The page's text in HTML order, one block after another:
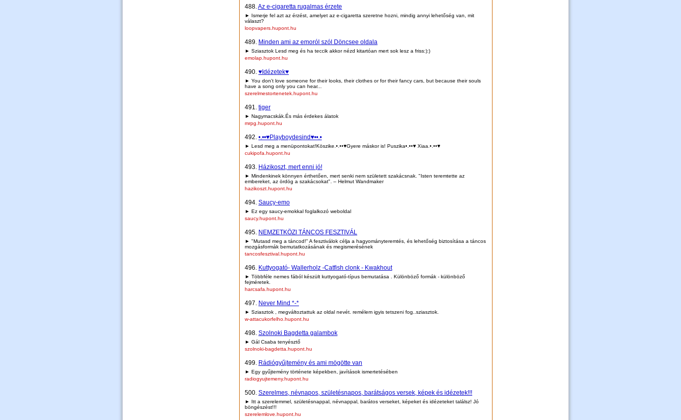
488.Az e-cigaretta rugalmas érzete
► Ismerje fel azt az érzést, amelyet az e-cigaretta szeretne hozni, mindig annyi lehetőség van, mit
választ?
loopvapers.hupont.hu
489. Minden ami az emoról szól Döncsee oldala
► Sziasztok Lesd meg és ha teccik akkor nézd kitartóan mert sok lesz a friss:):)
emolap.hupont.hu
490. ♥Idézetek♥
► You don't love someone for their looks, their clothes or for their fancy cars, but because their souls
have a song only you can hear...
szerelmestortenetek.hupont.hu
491. tiger
► Nagymacskák.És más érdekes álatok
mrpg.hupont.hu
492. •.••♥Playboydesind♥••.•
► Lesd meg a menüpontokat!Köszike.•.••♥Gyere máskor is! Puszika•.••♥ Xiaa.•.••♥
cukipofa.hupont.hu
493. Házikoszt, mert enni jó!
► Mindenkinek könnyen érthetően, mert senki nem született szakácsnak. "Isten teremtette az
embereket, az ördög a szakácsokat". – Helmut Wandmaker
hazikoszt.hupont.hu
494. Saucy-emo
► Ez egy saucy-emokkal foglalkozó weboldal
saucy.hupont.hu
495. NEMZETKÖZI TÁNCOS FESZTIVÁL
► "Mutasd meg a táncod!" A fesztiválok célja a hagyományteremtés, és lehetőség biztosítása a táncos
mozgásformák bemutatkozásának és megismerésének
tancosfesztival.hupont.hu
496. Kuttyogató- Wallerholz -Catfish clonk - Kwakhout
► Többféle nemes fából készült kuttyogató-típus bemutatása . Különböző formák - különböző
fejméretek.
harcsafa.hupont.hu
497. Never Mind *-*
► Sziasztok , megváltoztattuk az oldal nevét. remélem igyis tetszeni fog..sziasztok.
w-attacukorfelho.hupont.hu
498. Szolnoki Bagdetta galambok
► Gál Csaba tenyésztő
szolnoki-bagdetta.hupont.hu
499. Rádiógyűjtemény és ami mögötte van
► Egy gyűjtemény története képekben, javítások ismertetésében
radiogyujtemeny.hupont.hu
500. Szerelmes, névnapos, születésnapos, barátságos versek, képek és idézetek!!!
► Itt a szerelemmel, születésnappal, névnappal, barátos verseket, képeket és idézeteket találsz! Jó
böngészést!!!
szerelemlove.hupont.hu